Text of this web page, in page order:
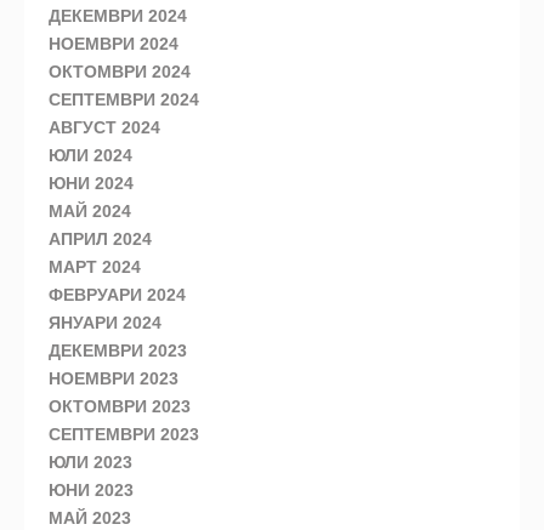
ДЕКЕМВРИ 2024
НОЕМВРИ 2024
ОКТОМВРИ 2024
СЕПТЕМВРИ 2024
АВГУСТ 2024
ЮЛИ 2024
ЮНИ 2024
МАЙ 2024
АПРИЛ 2024
МАРТ 2024
ФЕВРУАРИ 2024
ЯНУАРИ 2024
ДЕКЕМВРИ 2023
НОЕМВРИ 2023
ОКТОМВРИ 2023
СЕПТЕМВРИ 2023
ЮЛИ 2023
ЮНИ 2023
МАЙ 2023